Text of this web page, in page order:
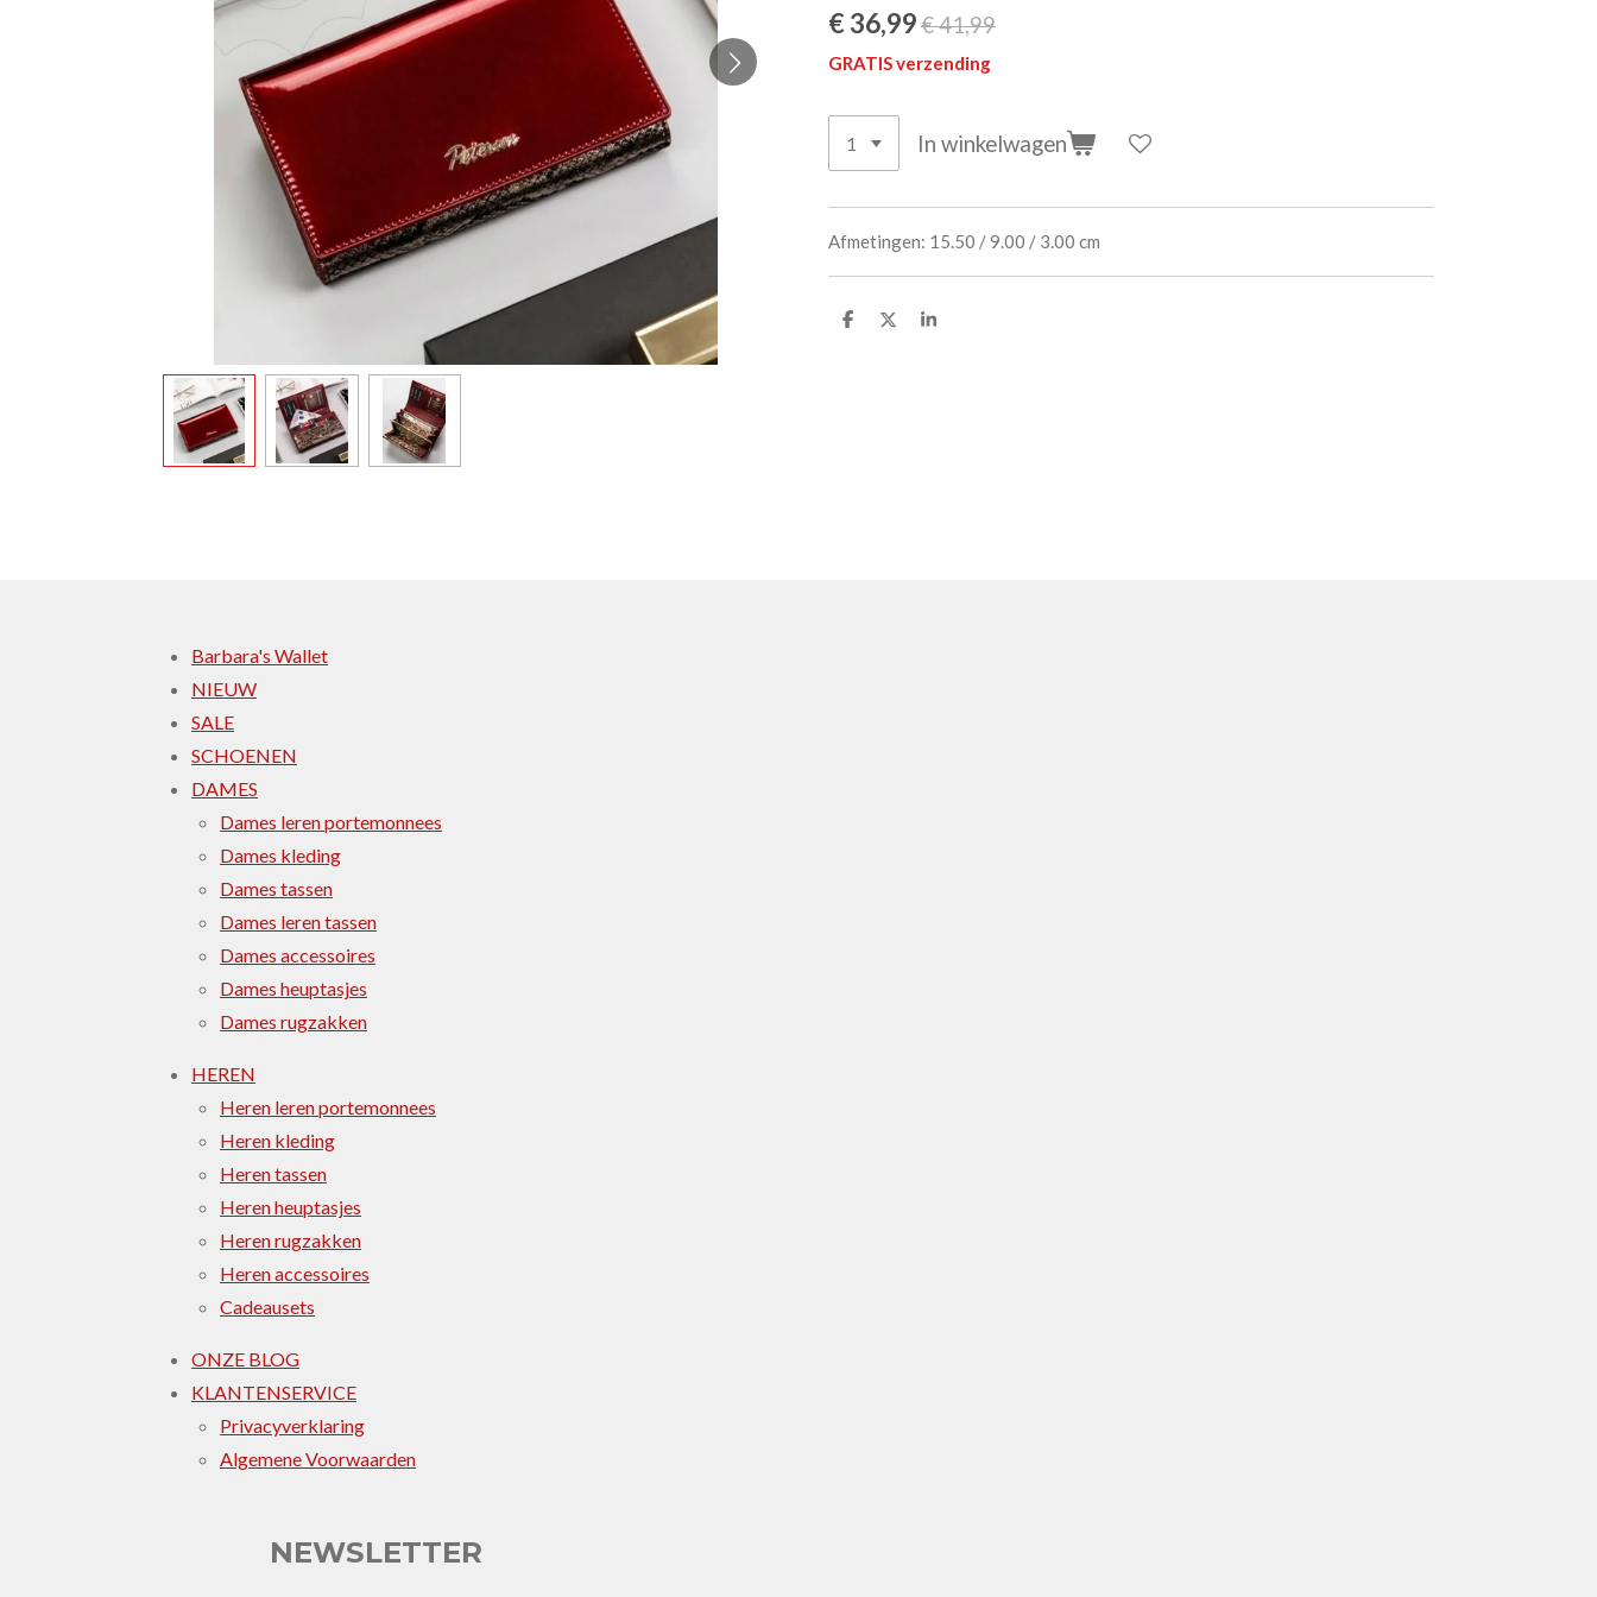
€ 36,99€ 41,99
GRATIS verzending
In winkelwagen
Afmetingen: 15.50 / 9.00 / 3.00 cm
D
D
S
Barbara's Wallet
NIEUW
SALE
SCHOENEN
DAMES
Dames leren portemonnees
Dames kleding
Dames tassen
Dames leren tassen
Dames accessoires
Dames heuptasjes
Dames rugzakken
HEREN
Heren leren portemonnees
Heren kleding
Heren tassen
Heren heuptasjes
Heren rugzakken
Heren accessoires
Cadeausets
ONZE BLOG
KLANTENSERVICE
Privacyverklaring
Algemene Voorwaarden
NEWSLETTER